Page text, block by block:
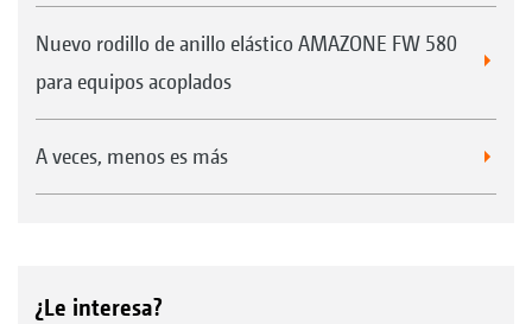
Nuevo rodillo de anillo elástico AMAZONE FW 580
para equipos acoplados
A veces, menos es más
¿Le interesa?